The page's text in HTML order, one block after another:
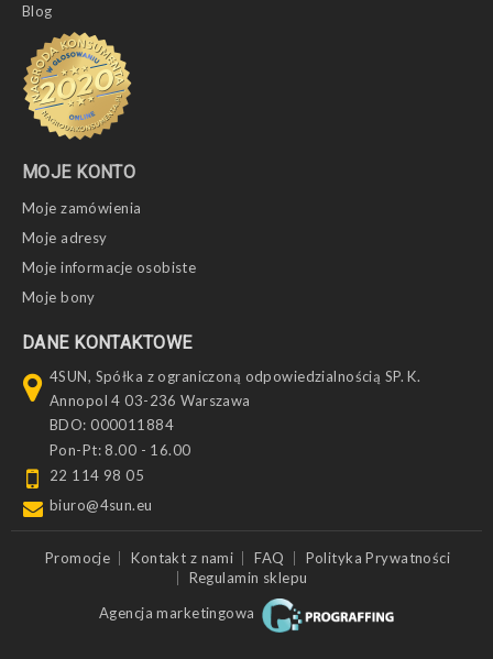
Blog
MOJE KONTO
Moje zamówienia
Moje adresy
Moje informacje osobiste
Moje bony
DANE KONTAKTOWE
4SUN, Spółka z ograniczoną odpowiedzialnością SP. K.
Annopol 4 03-236 Warszawa
BDO: 000011884
Pon-Pt: 8.00 - 16.00
22 114 98 05
biuro@4sun.eu
Promocje Kontakt z nami FAQ
Polityka Prywatności
Regulamin sklepu
Agencja marketingowa